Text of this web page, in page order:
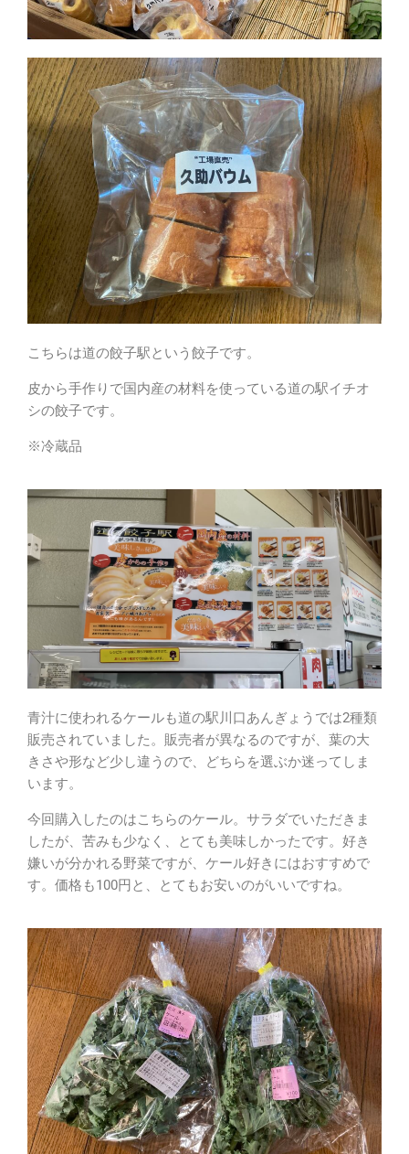
こちらは道の餃子駅という餃子です。
皮から手作りで国内産の材料を使っている道の駅イチオ
シの餃子です。
※冷蔵品
青汁に使われるケールも道の駅川口あんぎょうでは2種類
販売されていました。販売者が異なるのですが、葉の大
きさや形など少し違うので、どちらを選ぶか迷ってしま
います。
今回購入したのはこちらのケール。サラダでいただきま
したが、苦みも少なく、とても美味しかったです。好き
嫌いが分かれる野菜ですが、ケール好きにはおすすめで
す。価格も100円と、とてもお安いのがいいですね。